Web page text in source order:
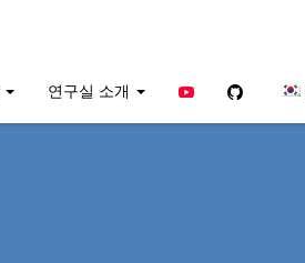
연구실 소개 YouTubeGithub